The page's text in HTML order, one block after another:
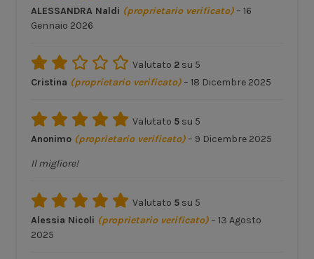
ALESSANDRA Naldi (proprietario verificato) – 16
Gennaio 2026
Valutato 2 su 5
Cristina (proprietario verificato) – 18 Dicembre 2025
Valutato 5 su 5
Anonimo (proprietario verificato) – 9 Dicembre 2025
Il migliore!
Valutato 5 su 5
Alessia Nicoli (proprietario verificato) – 13 Agosto
2025